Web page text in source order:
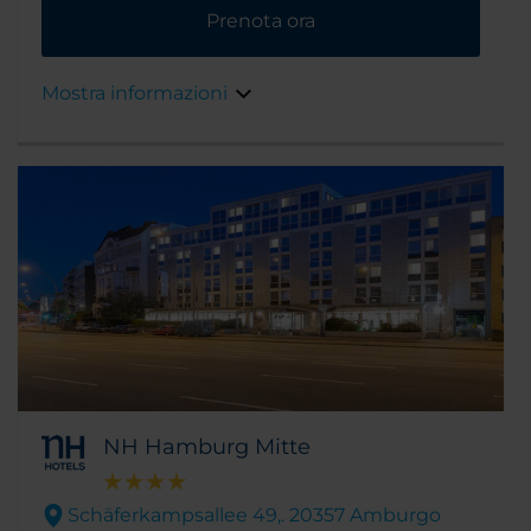
Prenota ora
Mostra informazioni
NH Hamburg Mitte
Schäferkampsallee 49,. 20357 Amburgo